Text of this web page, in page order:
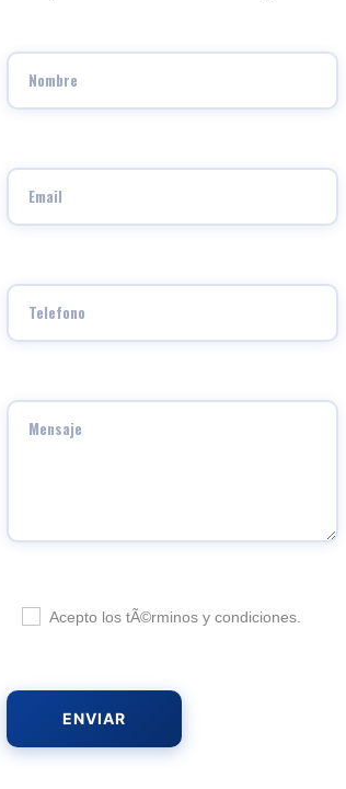
Acepto los tÃ©rminos y condiciones.